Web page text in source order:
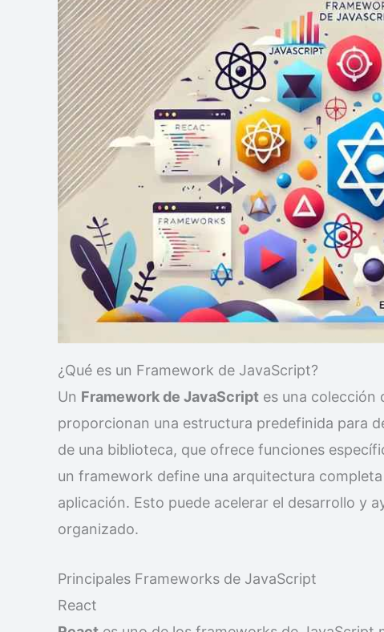
¿Qué es un Framework de JavaScript?
Un Framework de JavaScript es una colección
proporcionan una estructura predefinida para
de una biblioteca, que ofrece funciones
un framework define una arquitectura
aplicación. Esto puede acelerar el desarrollo y
organizado.
Principales Frameworks de JavaScript
React